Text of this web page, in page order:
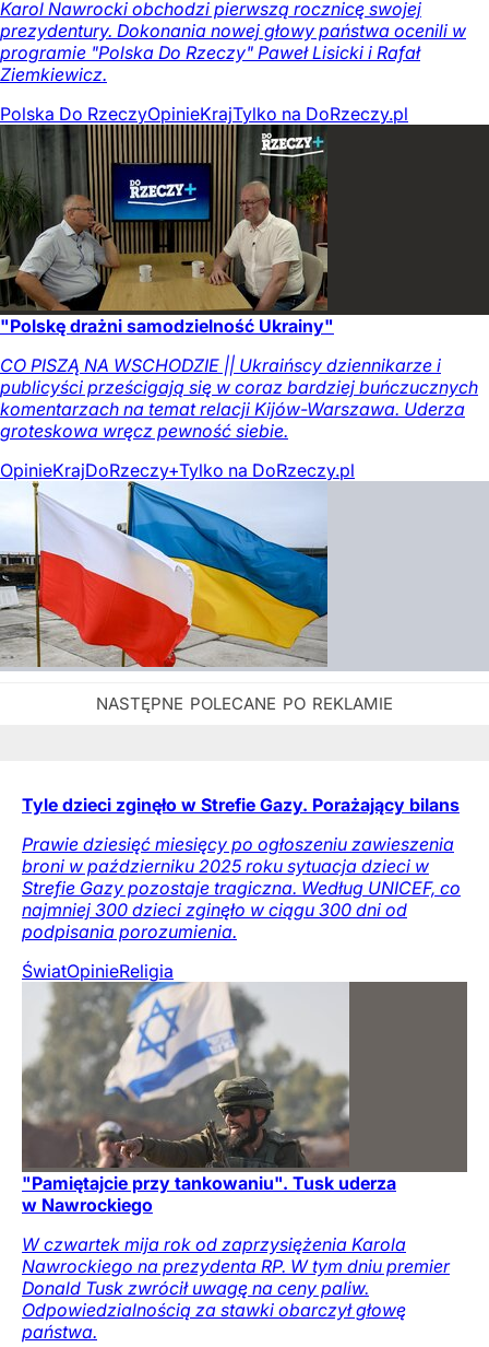
Karol Nawrocki obchodzi pierwszą rocznicę swojej
prezydentury. Dokonania nowej głowy państwa ocenili w
programie "Polska Do Rzeczy" Paweł Lisicki i Rafał
Ziemkiewicz.
Polska Do RzeczyOpinieKrajTylko na DoRzeczy.pl
"Polskę drażni samodzielność Ukrainy"
CO PISZĄ NA WSCHODZIE || Ukraińscy dziennikarze i
publicyści prześcigają się w coraz bardziej buńczucznych
komentarzach na temat relacji Kijów-Warszawa. Uderza
groteskowa wręcz pewność siebie.
OpinieKrajDoRzeczy+Tylko na DoRzeczy.pl
Tyle dzieci zginęło w Strefie Gazy. Porażający bilans
Prawie dziesięć miesięcy po ogłoszeniu zawieszenia
broni w październiku 2025 roku sytuacja dzieci w
Strefie Gazy pozostaje tragiczna. Według UNICEF, co
najmniej 300 dzieci zginęło w ciągu 300 dni od
podpisania porozumienia.
ŚwiatOpinieReligia
"Pamiętajcie przy tankowaniu". Tusk uderza
w Nawrockiego
W czwartek mija rok od zaprzysiężenia Karola
Nawrockiego na prezydenta RP. W tym dniu premier
Donald Tusk zwrócił uwagę na ceny paliw.
Odpowiedzialnością za stawki obarczył głowę
państwa.